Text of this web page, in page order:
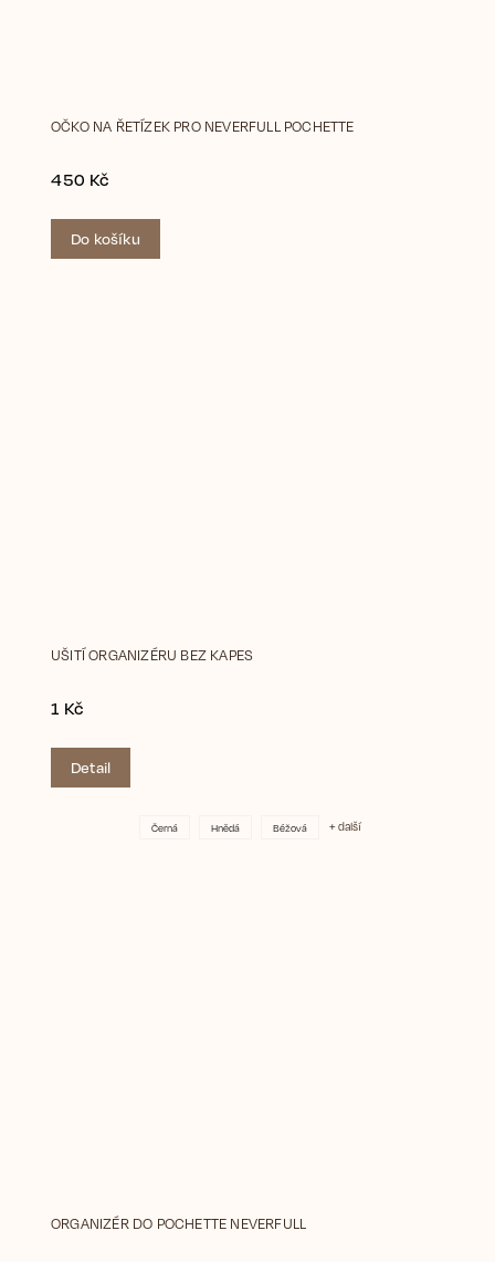
OČKO NA ŘETÍZEK PRO NEVERFULL POCHETTE
450 Kč
Do košíku
UŠITÍ ORGANIZÉRU BEZ KAPES
1 Kč
Detail
Černá Hnědá Béžová + další
ORGANIZÉR DO POCHETTE NEVERFULL